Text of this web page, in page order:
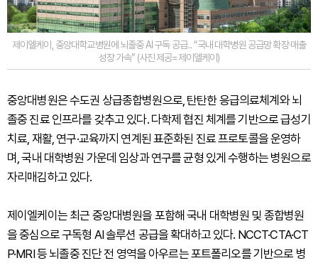
제이엘케이, 중앙대학교병원에 뇌졸중 AI 구독 공급... “국내 대학병원 공급망 확장·매출
성장 가속” (사진 제공=제이엘케이)
중앙대병원은 수도권 상급종합병원으로, 탄탄한 응급의료체계와 뇌
졸중 진료 인프라를 갖추고 있다. 다학제 협진 체계를 기반으로 급성기
치료, 재활, 연구·교육까지 연계된 표준화된 진료 프로토콜을 운영하
며, 국내 대학병원 가운데 임상과 연구를 균형 있게 수행하는 병원으로
자리매김하고 있다.
제이엘케이는 최근 중앙대병원을 포함해 국내 대학병원 및 종합병원
을 중심으로 구독형 AI 솔루션 공급을 확대하고 있다. NCCT·CTA·CT
P·MRI 등 뇌졸중 진단 전 영역을 아우르는 포트폴리오를 기반으로 병